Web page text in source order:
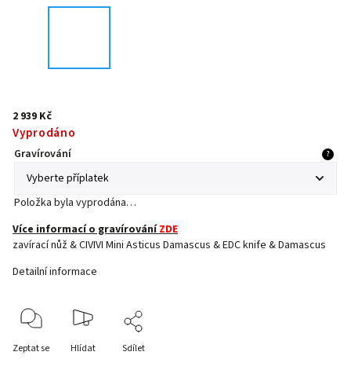
2 939 Kč
Vyprodáno
Gravírování ?
Položka byla vyprodána…
Více informací o gravírováníZDE
zavírací nůž & CIVIVI Mini Asticus Damascus & EDC knife & Damascus
Detailní informace
Zeptat se Hlídat Sdílet